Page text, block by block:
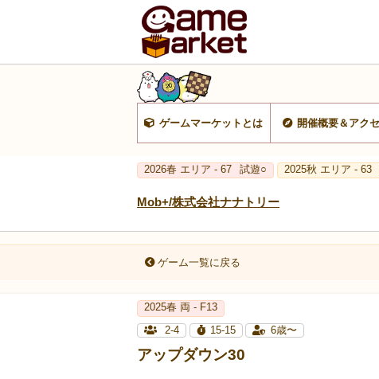
ゲームマーケットとは 開催概要＆アク
2026春 エリア - 67 試遊○ 2025秋 エリア - 63
Mob+/株式会社ナナトリー
ゲーム一覧に戻る
2025春 両 - F13
2-4
15-15 6歳〜
アップダウン30